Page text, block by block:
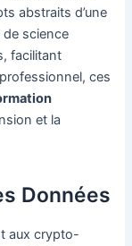
abstraits d’une
de science
facilitant
ces
et la
Données
aux crypto-